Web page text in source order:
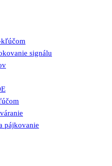
kľúčom
signálu
pájkovanie